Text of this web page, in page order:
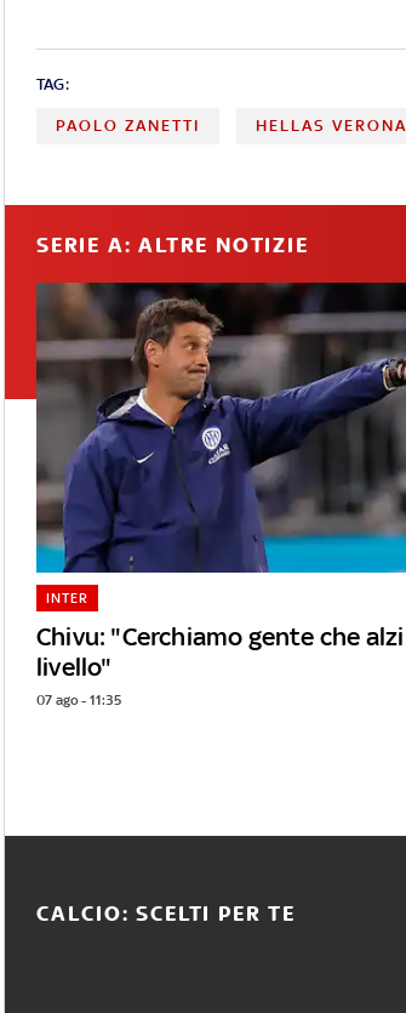
TAG:
PAOLO ZANETTI HELLAS VERONA
SERIE A: ALTRE NOTIZIE
Chivu: "Cerchiamo gente che
livello"
INTER
07 ago - 11:35
CALCIO: SCELTI PER TE